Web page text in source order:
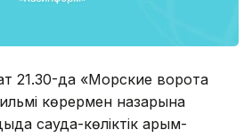
21.30-да «Морские ворота
көрермен назарына
сауда-көліктік қарым-